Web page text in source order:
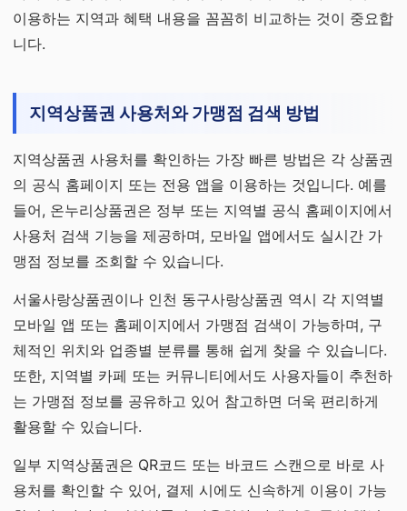
이용하는 지역과 혜택 내용을 꼼꼼히 비교하는 것이 중요합
니다.
지역상품권 사용처와 가맹점 검색 방법
지역상품권 사용처를 확인하는 가장 빠른 방법은 각 상품권
의 공식 홈페이지 또는 전용 앱을 이용하는 것입니다. 예를
들어, 온누리상품권은 정부 또는 지역별 공식 홈페이지에서
사용처 검색 기능을 제공하며, 모바일 앱에서도 실시간 가
맹점 정보를 조회할 수 있습니다.
서울사랑상품권이나 인천 동구사랑상품권 역시 각 지역별
모바일 앱 또는 홈페이지에서 가맹점 검색이 가능하며, 구
체적인 위치와 업종별 분류를 통해 쉽게 찾을 수 있습니다.
또한, 지역별 카페 또는 커뮤니티에서도 사용자들이 추천하
는 가맹점 정보를 공유하고 있어 참고하면 더욱 편리하게
활용할 수 있습니다.
일부 지역상품권은 QR코드 또는 바코드 스캔으로 바로 사
용처를 확인할 수 있어, 결제 시에도 신속하게 이용이 가능